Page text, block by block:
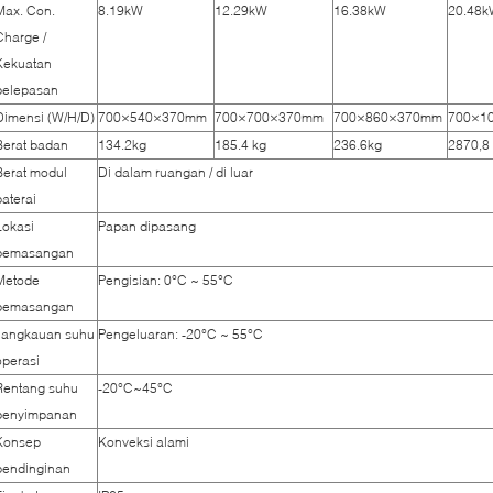
Con.
/
8.19kW 12.29kW 16.38kW
(W/H/D) 700×540×370mm 700×700×370mm 700×860×370mm
badan
134.2kg 185.4 kg 236.6kg
2870,8
modul
Di dalam ruangan / di luar
Papan dipasang
Pengisian: 0°C ~ 55°C
suhu Pengeluaran: -20°C ~ 55°C
suhu
-20°C~45°C
Konveksi alami